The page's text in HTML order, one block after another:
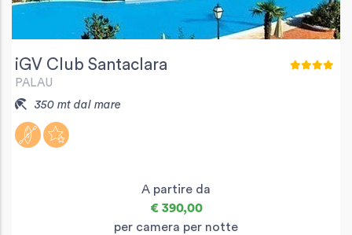
iGV Club Santaclara
PALAU
350 mt dal mare
A partire da
€ 390,00
per camera per notte